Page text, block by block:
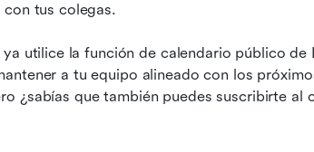
con tus colegas.
utilice la función de calendario público de
a tu equipo alineado con los
¿sabías que también puedes suscribirte al